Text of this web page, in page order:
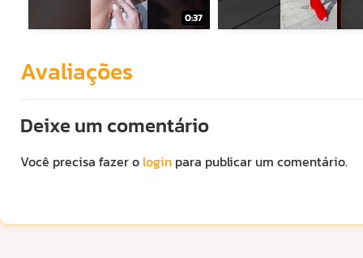
0:37
Avaliações
Deixe um comentário
Você precisa fazer o login para publicar um comentário.